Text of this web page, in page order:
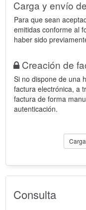
Carga y envío
Para que sean
emitidas conforme al
haber sido
Creación de
Si no dispone de una
factura electrónica, a
factura de forma
autenticación.
Consulta